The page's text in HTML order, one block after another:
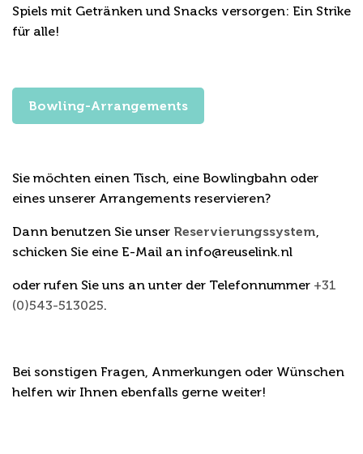
Spiels mit Getränken und Snacks versorgen: Ein Strike
für alle!
Bowling-Arrangements
Sie möchten einen Tisch, eine Bowlingbahn oder
eines unserer Arrangements reservieren?
Dann benutzen Sie unser Reservierungssystem,
schicken Sie eine E-Mail an info@reuselink.nl
oder rufen Sie uns an unter der Telefonnummer +31
(0)543-513025.
Bei sonstigen Fragen, Anmerkungen oder Wünschen
helfen wir Ihnen ebenfalls gerne weiter!